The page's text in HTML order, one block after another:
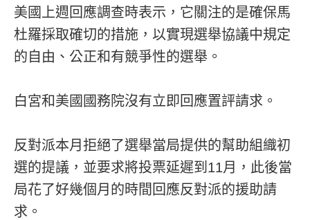
美國上週回應調查時表示，它關注的是確保馬
杜羅採取確切的措施，以實現選舉協議中規定
的自由、公正和有競爭性的選舉。
白宮和美國國務院沒有立即回應置評請求。
反對派本月拒絕了選舉當局提供的幫助組織初
選的提議，並要求將投票延遲到11月，此後當
局花了好幾個月的時間回應反對派的援助請
求。